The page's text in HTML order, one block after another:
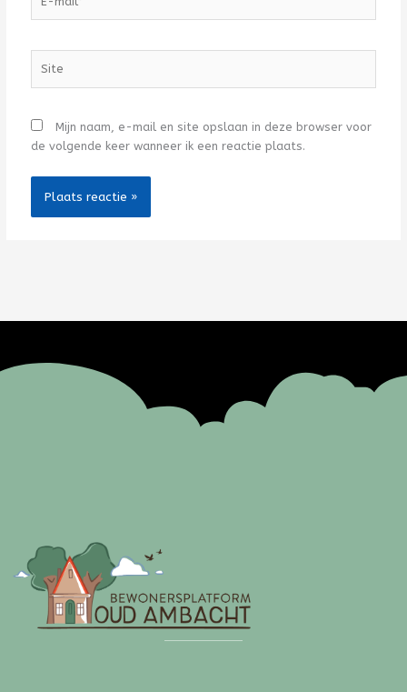
mail*
Mijn naam, e-mail en site opslaan in deze browser voor
de volgende keer wanneer ik een reactie plaats.